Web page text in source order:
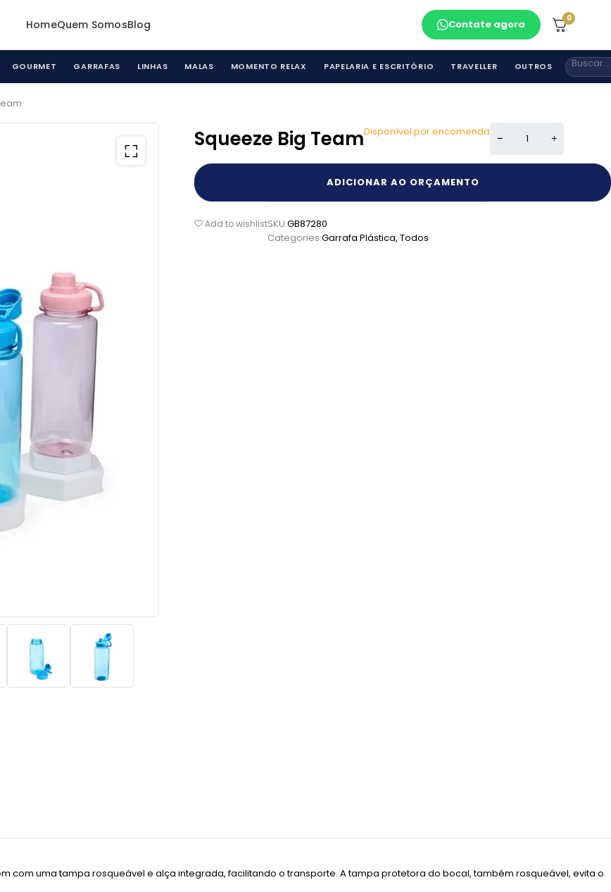
HomeQuem SomosBlog Contate agora 0
GOURMET GARRAFAS LINHAS MALAS MOMENTO RELAX PAPELARIA E ESCRITÓRIO TRAVELLER OUTROS
Squeeze Big TeamDisponível por encomenda
ADICIONAR AO ORÇAMENTO
Add to wishlistSKU:GB87280
Categories:Garrafa Plástica, Todos
com uma tampa rosqueável e alça integrada, facilitando o transporte. A tampa protetora do bocal, também rosqueável, evita o